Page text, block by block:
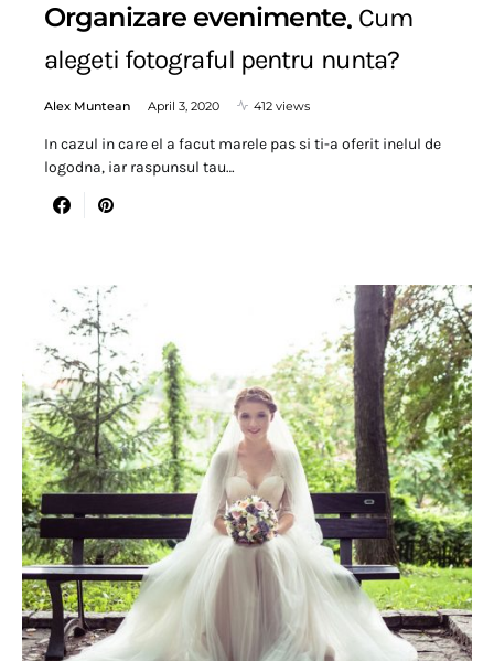
Organizare evenimente Cum
alegeti fotograful pentru nunta?
Alex Muntean April 3, 2020 412 views
In cazul in care el a facut marele pas si ti-a oferit inelul de
logodna, iar raspunsul tau…